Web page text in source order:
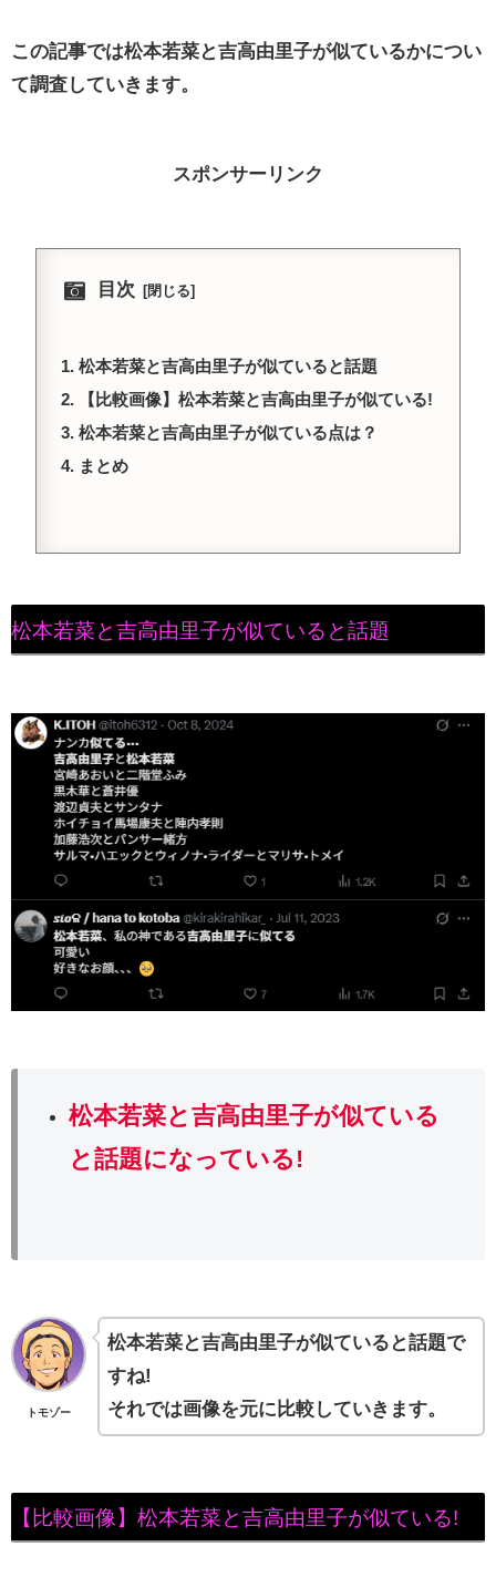
この記事では松本若菜と吉高由里子が似ているかについ
て調査していきます。
スポンサーリンク
目次
松本若菜と吉高由里子が似ていると話題
【比較画像】松本若菜と吉高由里子が似ている!
松本若菜と吉高由里子が似ている点は？
まとめ
松本若菜と吉高由里子が似ていると話題
松本若菜と吉高由里子が似ている
と話題になっている!
トモゾー
松本若菜と吉高由里子が似ていると話題で
すね!
それでは画像を元に比較していきます。
【比較画像】松本若菜と吉高由里子が似ている!